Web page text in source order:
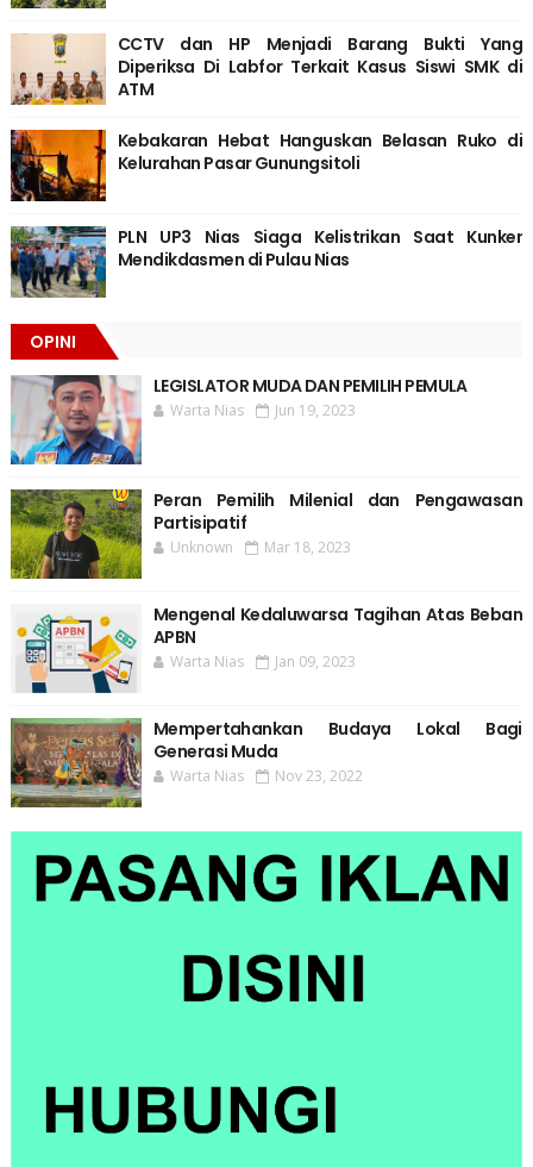
CCTV dan HP Menjadi Barang Bukti Yang
Diperiksa Di Labfor Terkait Kasus Siswi SMK di
ATM
Kebakaran Hebat Hanguskan Belasan Ruko di
Kelurahan Pasar Gunungsitoli
PLN UP3 Nias Siaga Kelistrikan Saat Kunker
Mendikdasmen di Pulau Nias
OPINI
LEGISLATOR MUDA DAN PEMILIH PEMULA
Warta Nias Jun 19, 2023
Peran Pemilih Milenial dan Pengawasan
Partisipatif
Unknown Mar 18, 2023
Mengenal Kedaluwarsa Tagihan Atas Beban
APBN
Warta Nias Jan 09, 2023
Mempertahankan Budaya Lokal Bagi
Generasi Muda
Warta Nias Nov 23, 2022